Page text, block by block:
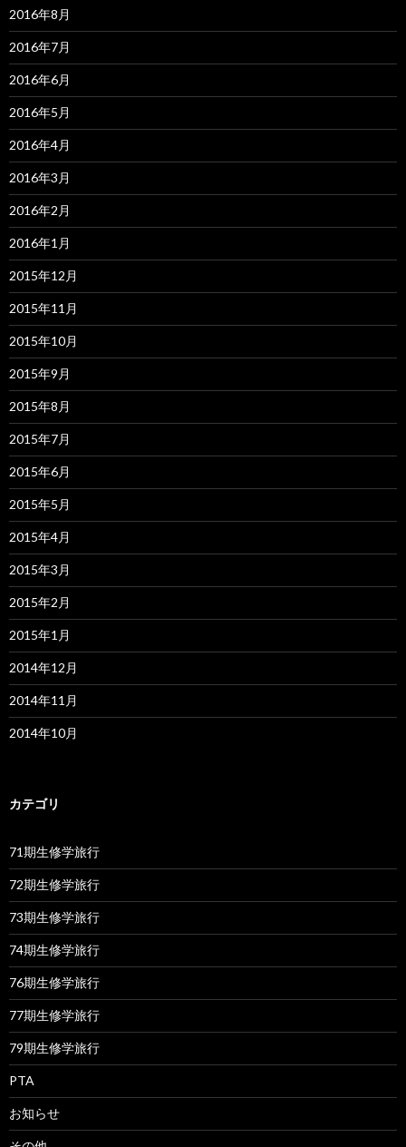
2016年8月
2016年7月
2016年6月
2016年5月
2016年4月
2016年3月
2016年2月
2016年1月
2015年12月
2015年11月
2015年10月
2015年9月
2015年8月
2015年7月
2015年6月
2015年5月
2015年4月
2015年3月
2015年2月
2015年1月
2014年12月
2014年11月
2014年10月
カテゴリ
71期生修学旅行
72期生修学旅行
73期生修学旅行
74期生修学旅行
76期生修学旅行
77期生修学旅行
79期生修学旅行
PTA
お知らせ